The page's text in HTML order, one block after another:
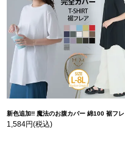
新色追加!! 魔法のお腹カバー 綿100 裾フレア Tシャツ | 大きいサイズの通販ならハッピーマリリン
1,584円(税込)